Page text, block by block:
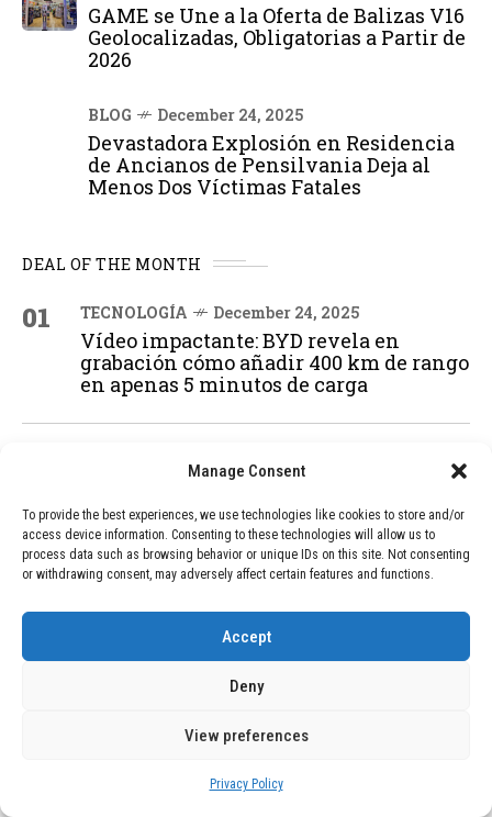
Manage Consent
To provide the best experiences, we use technologies like cookies to store and/or
access device information. Consenting to these technologies will allow us to
process data such as browsing behavior or unique IDs on this site. Not consenting
or withdrawing consent, may adversely affect certain features and functions.
Accept
Deny
View preferences
Privacy Policy
GAME se Une a la Oferta de Balizas V16
Geolocalizadas, Obligatorias a Partir de
2026
BLOG December 24, 2025
Devastadora Explosión en Residencia
de Ancianos de Pensilvania Deja al
Menos Dos Víctimas Fatales
DEAL OF THE MONTH
01 TECNOLOGÍA December 24, 2025
Vídeo impactante: BYD revela en
grabación cómo añadir 400 km de rango
en apenas 5 minutos de carga
February 9, 2026
ruedas todo terreno: este scooter cuesta
solo 300 euros y representa una
adquisición impresionante
December 24, 2025
GAME se Une a la Oferta de Balizas V16
Geolocalizadas, Obligatorias a Partir de
December 24, 2025